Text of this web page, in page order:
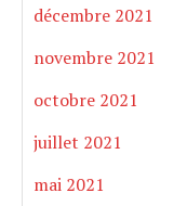
décembre 2021
novembre 2021
octobre 2021
juillet 2021
mai 2021